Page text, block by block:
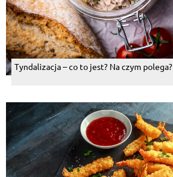
Tyndalizacja – co to jest? Na czym polega?